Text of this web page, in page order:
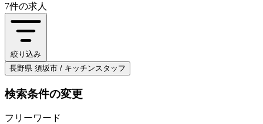
7件の求人
絞り込み
長野県 須坂市 / キッチンスタッフ
検索条件の変更
フリーワード